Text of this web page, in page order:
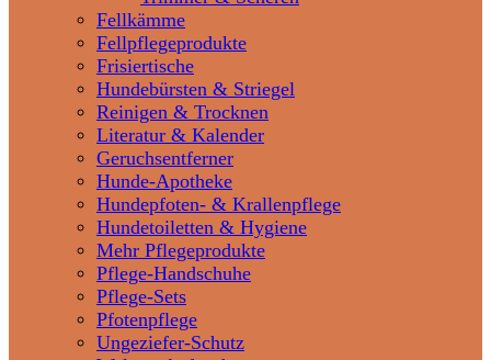
Fellkämme
Fellpflegeprodukte
Frisiertische
Hundebürsten & Striegel
Reinigen & Trocknen
Literatur & Kalender
Geruchsentferner
Hunde-Apotheke
Hundepfoten- & Krallenpflege
Hundetoiletten & Hygiene
Mehr Pflegeprodukte
Pflege-Handschuhe
Pflege-Sets
Pfotenpflege
Ungeziefer-Schutz